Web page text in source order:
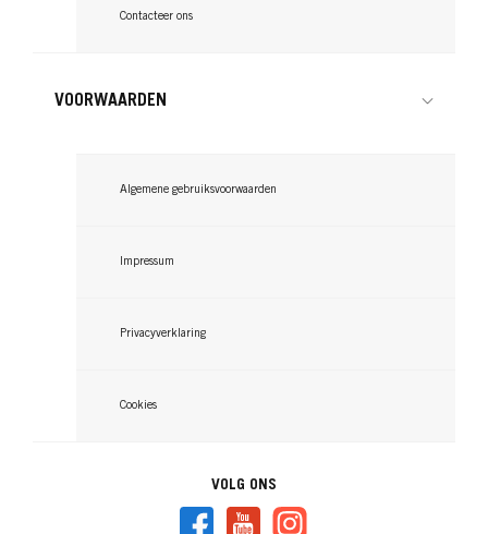
Contacteer ons
VOORWAARDEN
Algemene gebruiksvoorwaarden
Impressum
Privacyverklaring
Cookies
VOLG ONS